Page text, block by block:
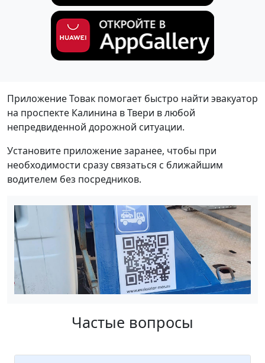
Приложение Товак помогает быстро найти эвакуатор
на проспекте Калинина в Твери в любой
непредвиденной дорожной ситуации.
Установите приложение заранее, чтобы при
необходимости сразу связаться с ближайшим
водителем без посредников.
Частые вопросы